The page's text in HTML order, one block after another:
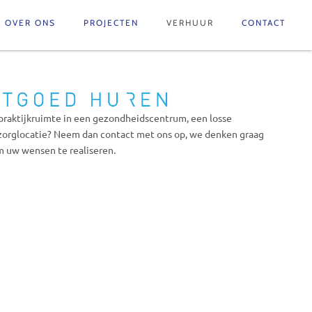
OVER ONS PROJECTEN VERHUUR CONTACT
in een gezondheidscentrum, een losse
Neem dan contact met ons op, we denken graag
uw wensen te realiseren.